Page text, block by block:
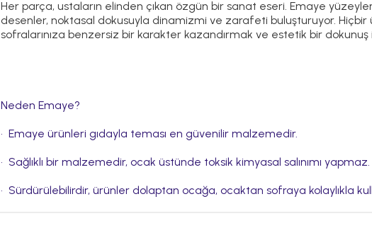
Her parça, ustaların elinden çıkan özgün bir sanat eseri. Emaye
desenler, noktasal dokusuyla dinamizmi ve zarafeti buluşturuyor. Hiçbir
sofralarınıza benzersiz bir karakter kazandırmak ve estetik bir dokunuş
Neden Emaye?
•⁠ ⁠Emaye ürünleri gıdayla teması en güvenilir malzemedir.
•⁠ ⁠Sağlıklı bir malzemedir, ocak üstünde toksik kimyasal salınımı yapmaz.
•⁠ ⁠Sürdürülebilirdir, ürünler dolaptan ocağa, ocaktan sofraya kolaylıkla